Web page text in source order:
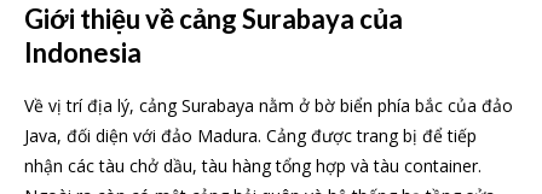
Giới thiệu về cảng Surabaya của
Indonesia
Về vị trí địa lý, cảng Surabaya nằm ở bờ biển phía bắc của đảo
Java, đối diện với đảo Madura. Cảng được trang bị để tiếp
nhận các tàu chở dầu, tàu hàng tổng hợp và tàu container.